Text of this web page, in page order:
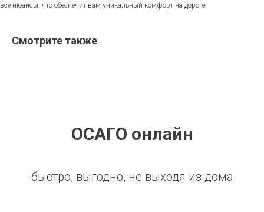
все нюансы, что обеспечит вам уникальный комфорт на дороге.
Смотрите также
ОСАГО онлайн
быстро, выгодно, не выходя из дома